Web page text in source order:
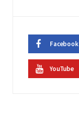
Facebook
YouTube